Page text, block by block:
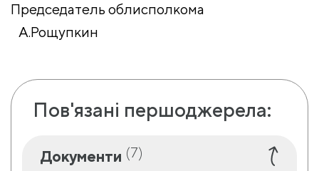
Председатель облисполкома
А.Рощупкин
Пов'язані першоджерела:
Документи (7)